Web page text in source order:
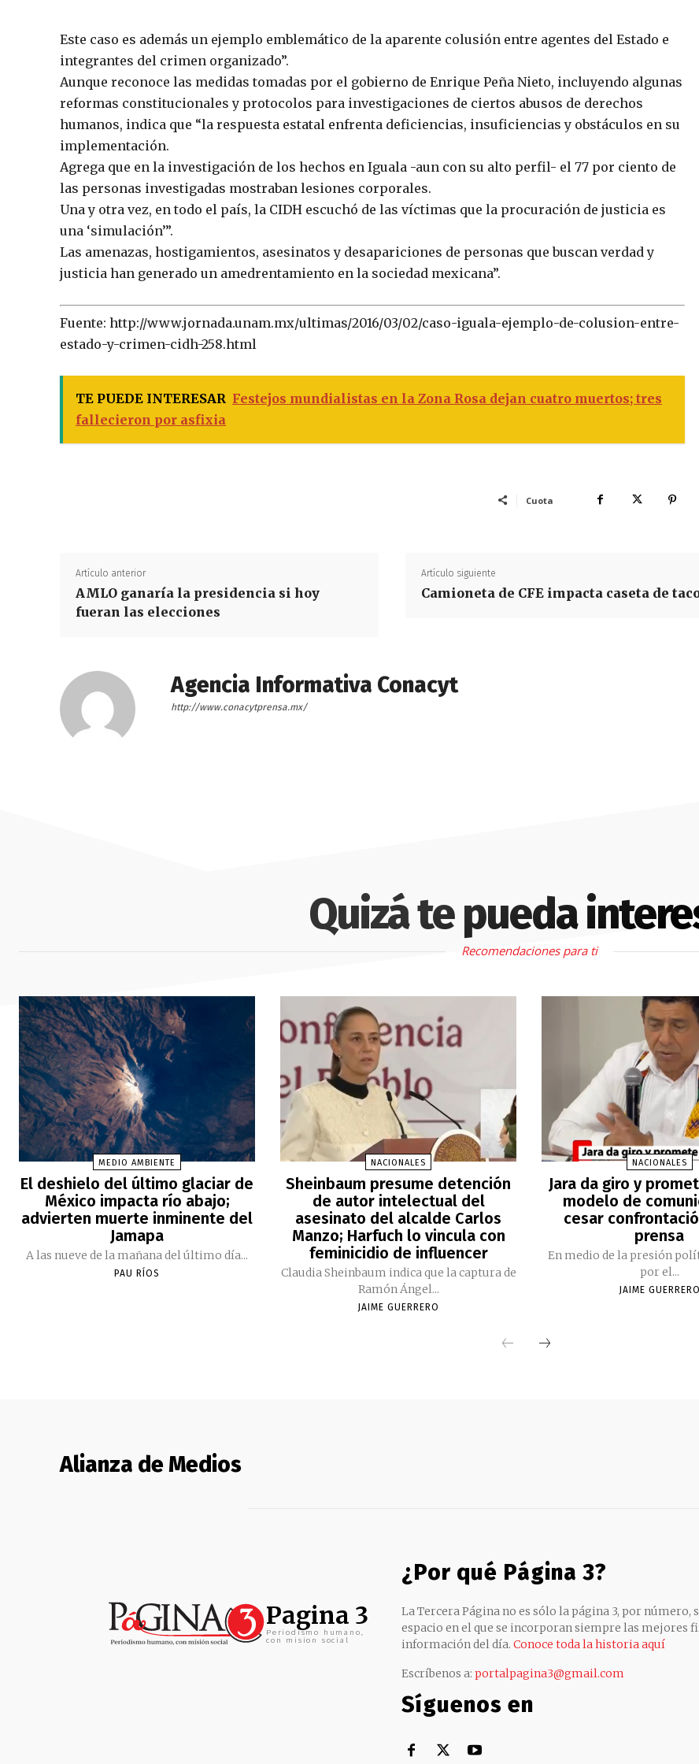
Este caso es además un ejemplo emblemático de la aparente colusión entre agentes del Estado e
integrantes del crimen organizado”.
Aunque reconoce las medidas tomadas por el gobierno de Enrique Peña Nieto, incluyendo algunas
reformas constitucionales y protocolos para investigaciones de ciertos abusos de derechos
humanos, indica que “la respuesta estatal enfrenta deficiencias, insuficiencias y obstáculos en su
implementación.
Agrega que en la investigación de los hechos en Iguala -aun con su alto perfil- el 77 por ciento de
las personas investigadas mostraban lesiones corporales.
Una y otra vez, en todo el país, la CIDH escuchó de las víctimas que la procuración de justicia es
una ‘simulación’”.
Las amenazas, hostigamientos, asesinatos y desapariciones de personas que buscan verdad y
justicia han generado un amedrentamiento en la sociedad mexicana”.
Fuente: http://www.jornada.unam.mx/ultimas/2016/03/02/caso-iguala-ejemplo-de-colusion-entre-
estado-y-crimen-cidh-258.html
TE PUEDE INTERESAR Festejos mundialistas en la Zona Rosa dejan cuatro muertos; tres
fallecieron por asfixia
Cuota
Artículo anterior
AMLO ganaría la presidencia si hoy
fueran las elecciones
Artículo siguiente
Camioneta de CFE impacta caseta de
Agencia Informativa Conacyt
http://www.conacytprensa.mx/
Quizá te pueda
Recomendaciones para ti
MEDIO AMBIENTE
El deshielo del último glaciar de
México impacta río abajo;
advierten muerte inminente del
Jamapa
A las nueve de la mañana del último día...
PAU RÍOS
NACIONALES
Sheinbaum presume detención
de autor intelectual del
asesinato del alcalde Carlos
Manzo; Harfuch lo vincula con
feminicidio de influencer
Claudia Sheinbaum indica que la captura de
Ramón Ángel...
JAIME GUERRERO
NACIONALES
Jara da giro y
modelo de
cesar
prensa
En medio de la presión
por el...
JAIME GUERRERO
Alianza de Medios
Pagina 3
Periodismo humano,
con mision social
¿Por qué Página 3?
La Tercera Página no es sólo la página 3, por número,
espacio en el que se incorporan siempre las mejores
información del día. Conoce toda la historia aquí
Escríbenos a: portalpagina3@gmail.com
Síguenos en